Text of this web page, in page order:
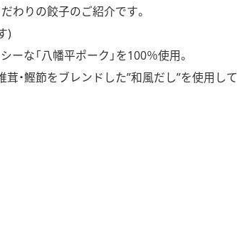
わりの餃子のご紹介です。
)
な「八幡平ポーク」を100％使用。
茸・鰹節をブレンドした”和風だし”を使用して